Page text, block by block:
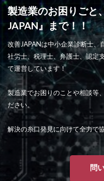
製造業のお困りごと
JAPAN』まで！！
改善JAPANは中小企業診断士、
社労士、税理士、弁護士、認定
て運営しています！
製造業でお困りのことや相談等
ださい。
解決の糸口発見に向けて全力で
問